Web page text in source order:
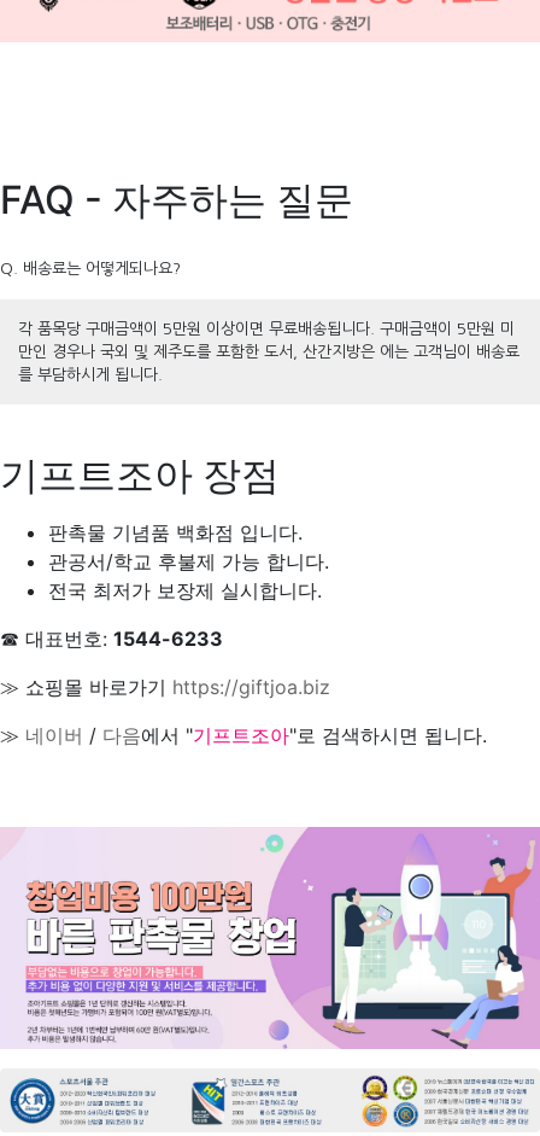
FAQ - 자주하는 질문
Q. 배송료는 어떻게되나요?
각 품목당 구매금액이 5만원 이상이면 무료배송됩니다. 구매금액이 5만원 미
만인 경우나 국외 및 제주도를 포함한 도서, 산간지방은 에는 고객님이 배송료
를 부담하시게 됩니다.
기프트조아 장점
판촉물 기념품 백화점 입니다.
관공서/학교 후불제 가능 합니다.
전국 최저가 보장제 실시합니다.
☎ 대표번호: 1544-6233
≫ 쇼핑몰 바로가기 https://giftjoa.biz
≫ 네이버 / 다음에서 "기프트조아"로 검색하시면 됩니다.